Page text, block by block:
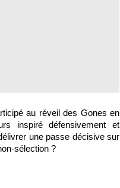
au réveil des Gones en
inspiré défensivement et
une passe décisive sur
sélection ?